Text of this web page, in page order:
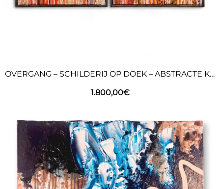
OVERGANG – SCHILDERIJ OP DOEK – ABSTRACTE KUNST
1.800,00€